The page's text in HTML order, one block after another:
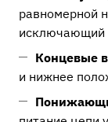
равномерной
исключающий
Концевые
и нижнее